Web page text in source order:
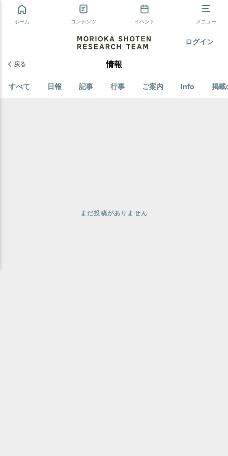
ホーム コンテンツ イベント メニュー
ログイン
戻る 情報
すべて 日報 記事 行事 ご案内 Info 掲載
まだ投稿がありません